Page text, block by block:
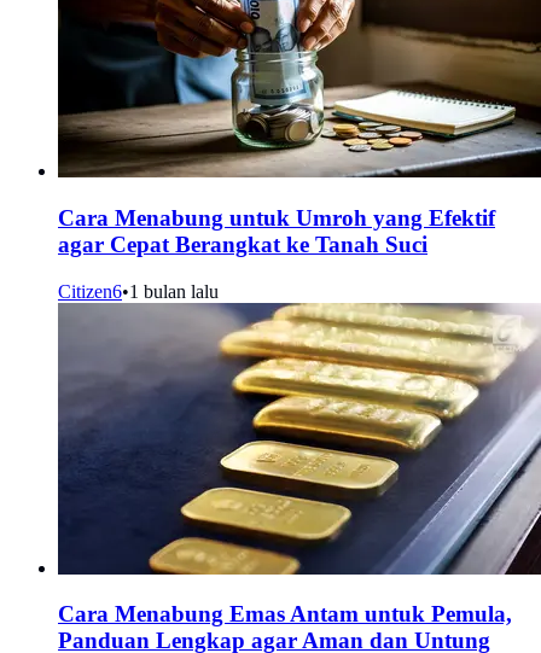
Cara Menabung untuk Umroh yang Efektif
agar Cepat Berangkat ke Tanah Suci
Citizen6•1 bulan lalu
Cara Menabung Emas Antam untuk Pemula,
Panduan Lengkap agar Aman dan Untung